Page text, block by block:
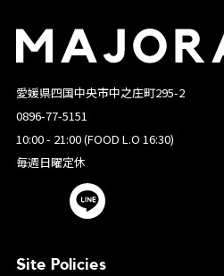
愛媛県四国中央市中之庄町295-2
0896-77-5151
10:00 - 21:00 (FOOD L.O 16:30)
毎週日曜定休
Site Policies